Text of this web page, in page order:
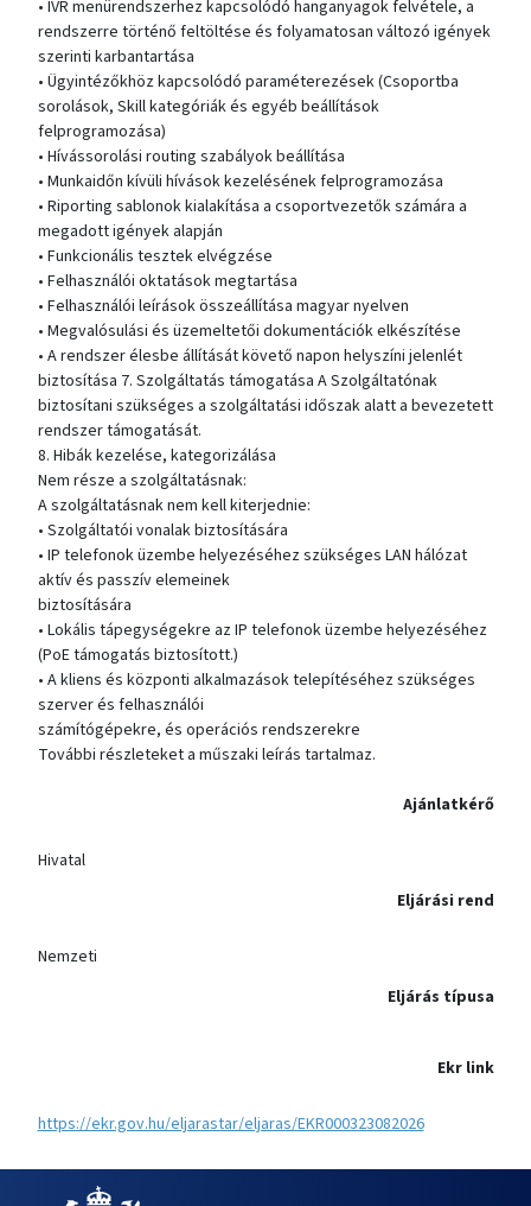
• IVR menürendszerhez kapcsolódó hanganyagok felvétele, a
rendszerre történő feltöltése és folyamatosan változó igények
szerinti karbantartása
• Ügyintézőkhöz kapcsolódó paraméterezések (Csoportba
sorolások, Skill kategóriák és egyéb beállítások
felprogramozása)
• Hívássorolási routing szabályok beállítása
• Munkaidőn kívüli hívások kezelésének felprogramozása
• Riporting sablonok kialakítása a csoportvezetők számára a
megadott igények alapján
• Funkcionális tesztek elvégzése
• Felhasználói oktatások megtartása
• Felhasználói leírások összeállítása magyar nyelven
• Megvalósulási és üzemeltetői dokumentációk elkészítése
• A rendszer élesbe állítását követő napon helyszíni jelenlét
biztosítása 7. Szolgáltatás támogatása A Szolgáltatónak
biztosítani szükséges a szolgáltatási időszak alatt a bevezetett
rendszer támogatását.
8. Hibák kezelése, kategorizálása
Nem része a szolgáltatásnak:
A szolgáltatásnak nem kell kiterjednie:
• Szolgáltatói vonalak biztosítására
• IP telefonok üzembe helyezéséhez szükséges LAN hálózat
aktív és passzív elemeinek
biztosítására
• Lokális tápegységekre az IP telefonok üzembe helyezéséhez
(PoE támogatás biztosított.)
• A kliens és központi alkalmazások telepítéséhez szükséges
szerver és felhasználói
számítógépekre, és operációs rendszerekre
További részleteket a műszaki leírás tartalmaz.
Ajánlatkérő
Hivatal
Eljárási rend
Nemzeti
Eljárás típusa
Ekr link
https://ekr.gov.hu/eljarastar/eljaras/EKR000323082026